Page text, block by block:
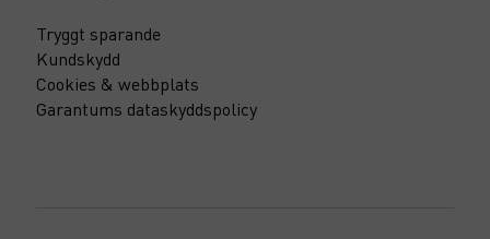
Tryggt sparande
Kundskydd
Cookies & webbplats
Garantums dataskyddspolicy